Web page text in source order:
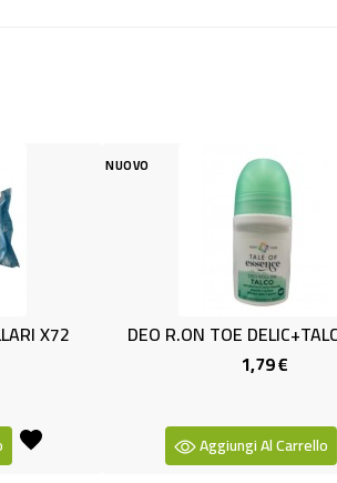
R.ON TOE DELIC+TALCO 50 ML
Aggiungi Al Carrello